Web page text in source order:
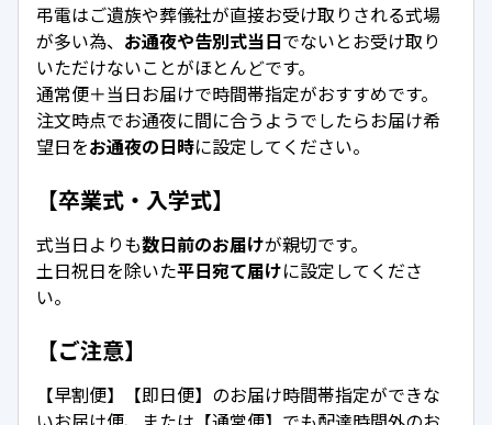
弔電はご遺族や葬儀社が直接お受け取りされる式場
が多い為、 お通夜や告別式当日でないとお受け取り
いただけないことがほとんどです。
通常便＋当日お届けで時間帯指定がおすすめです。
注文時点でお通夜に間に合うようでしたらお届け希
望日をお通夜の日時に設定してください。
【卒業式・入学式】
式当日よりも数日前のお届けが親切です。
土日祝日を除いた平日宛て届けに設定してくださ
い。
【ご注意】
【早割便】【即日便】のお届け時間帯指定ができな